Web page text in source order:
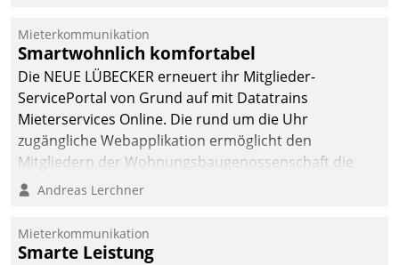
integrieren.
Mieterkommunikation
Smartwohnlich komfortabel
Die NEUE LÜBECKER erneuert ihr Mitglieder-
ServicePortal von Grund auf mit Datatrains
Mieterservices Online. Die rund um die Uhr
zugängliche Webapplikation ermöglicht den
Mitgliedern der Wohnungs­bau­genossenschaft die
Kontaktaufnahme per Smartphone, Tablet oder PC.
Andreas Lerchner
Mieterkommunikation
Smarte Leistung